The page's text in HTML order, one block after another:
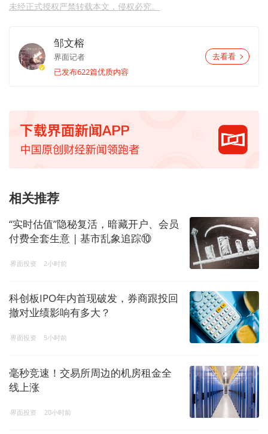
未经正式授权严禁转载本文，侵权必究。
邹文榕
界面记者
已发布622篇优质内容
去看看
相关推荐
“实时估值”隐秘复活，暗藏开户、会员
付费全套生意 | 基市乱象追踪⑩
界面投资 2小时前
科创板IPO年内首现破发，券商跟投回
撤对业绩影响有多大？
界面投资 5小时前
毫秒竞速！交易所周边的机房租金全
线上涨
界面投资 20小时前